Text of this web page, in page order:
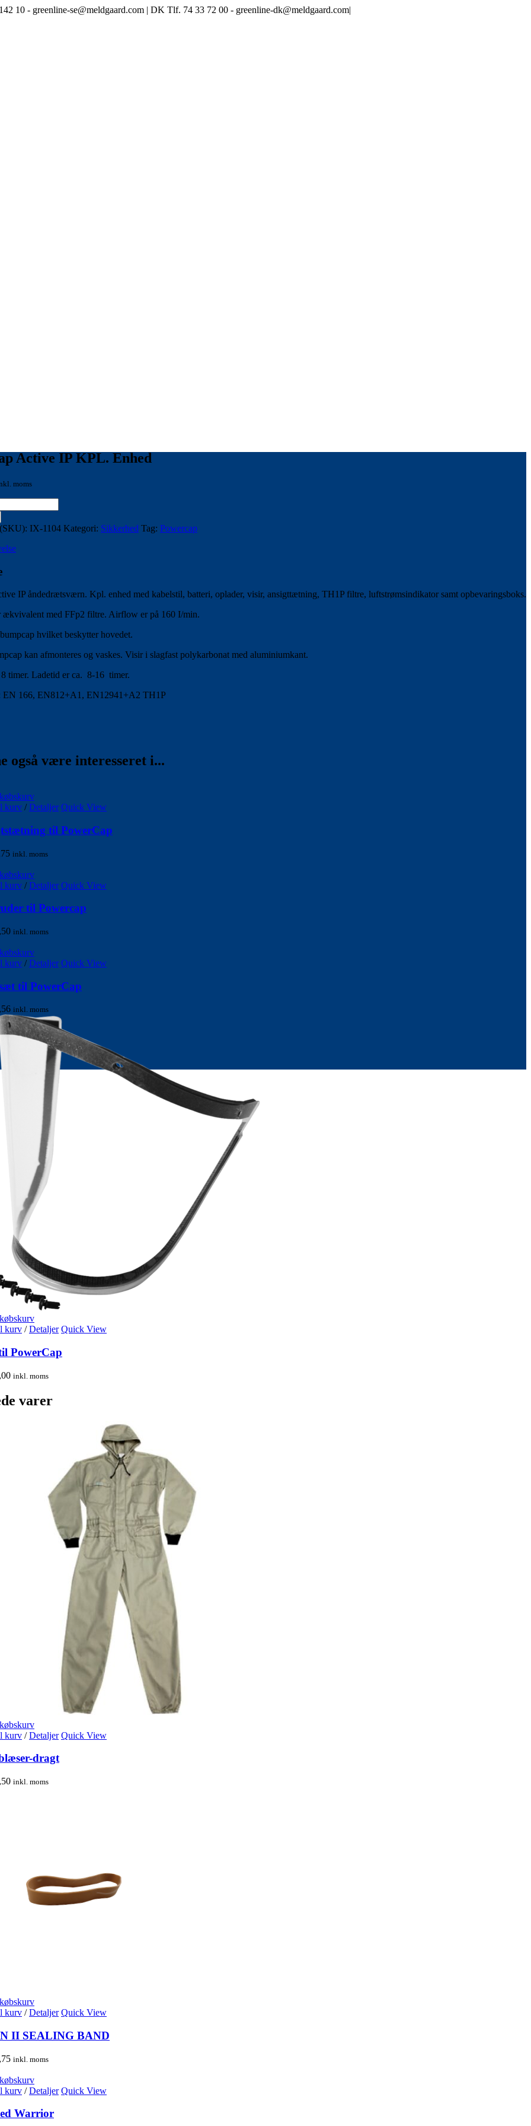
10 - greenline-se@meldgaard.com | DK Tlf. 74 33 72 00 - greenline-dk@meldgaard.com|
Active IP KPL. Enhed
moms
IX-1104 Kategori: Sikkerhed Tag: Powercap
IP åndedrætsværn. Kpl. enhed med kabelstil, batteri, oplader, visir, ansigttætning, TH1P filtre, luftstrømsindikator samt opbevaringsboks.
ækvivalent med FFp2 filtre. Airflow er på 160 I/min.
hvilket beskytter hovedet.
kan afmonteres og vaskes. Visir i slagfast polykarbonat med aluminiumkant.
timer. Ladetid er ca. 8-16 timer.
EN 166, EN812+A1, EN12941+A2 TH1P
også være interesseret i...
kurv / Detaljer Quick View
til PowerCap
inkl. moms
kurv / Detaljer Quick View
til Powercap
inkl. moms
kurv / Detaljer Quick View
til PowerCap
inkl. moms
kurv / Detaljer Quick View
PowerCap
inkl. moms
varer
kurv / Detaljer Quick View
dragt
inkl. moms
kurv / Detaljer Quick View
II SEALING BAND
inkl. moms
kurv / Detaljer Quick View
Warrior